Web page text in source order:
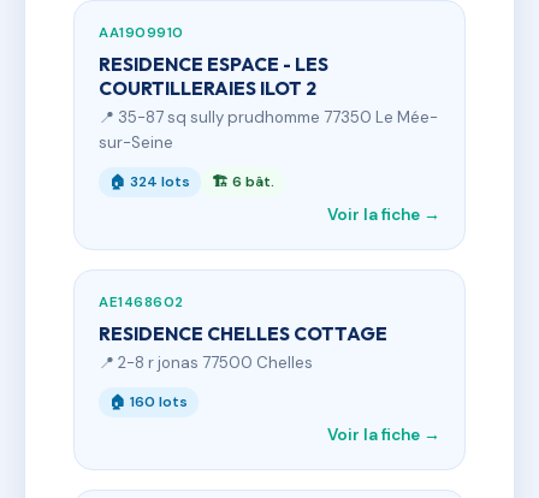
AA1909910
RESIDENCE ESPACE - LES
COURTILLERAIES ILOT 2
📍 35-87 sq sully prudhomme 77350 Le Mée-
sur-Seine
🏠 324 lots 🏗 6 bât.
Voir la fiche →
AE1468602
RESIDENCE CHELLES COTTAGE
📍 2-8 r jonas 77500 Chelles
🏠 160 lots
Voir la fiche →